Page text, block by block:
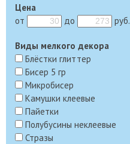
Цена
от
до руб.
Виды мелкого декора
Блёстки глиттер
Бисер 5 гр
Микробисер
Камушки клеевые
Пайетки
Полубусины неклеевые
Стразы